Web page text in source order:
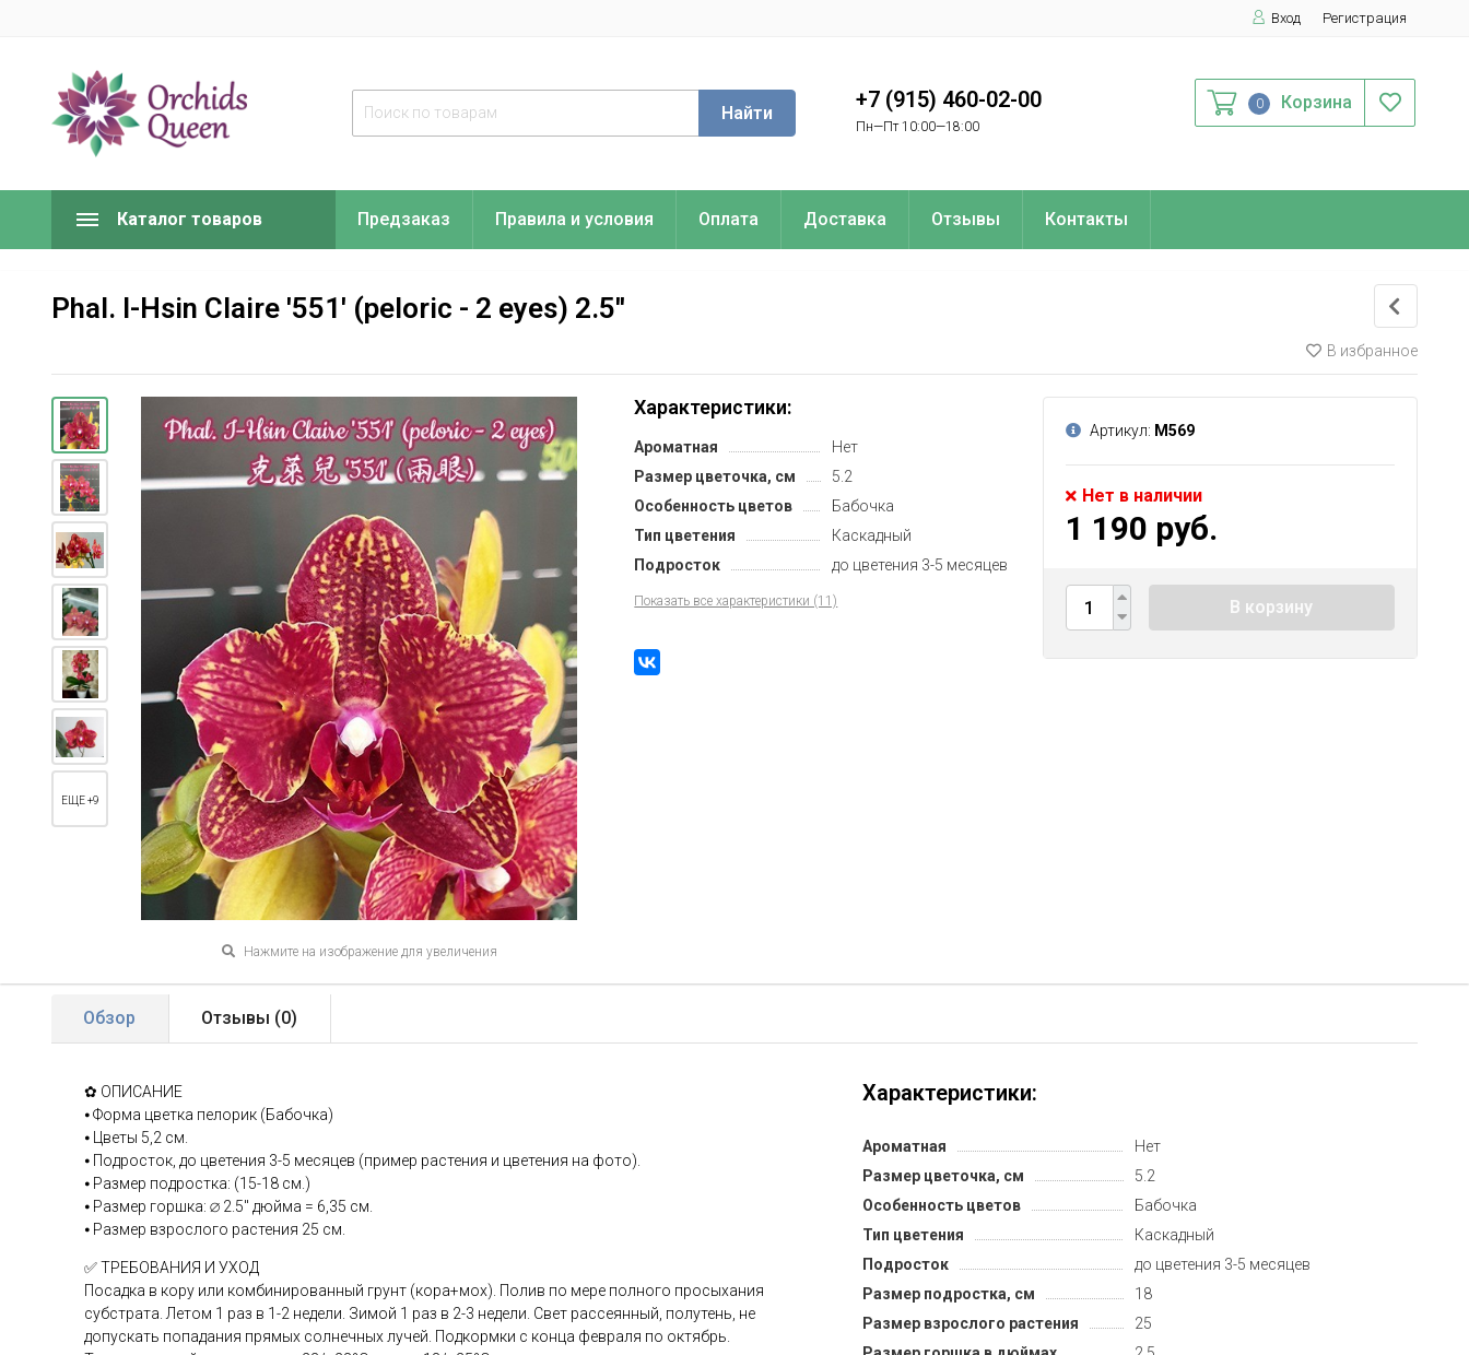
Вход Регистрация
Найти +7 (915) 460-02-00
Пн—Пт 10:00—18:00
0 Корзина
Каталог товаров Предзаказ Правила и условия Оплата Доставка Отзывы Контакты
Phal. I-Hsin Claire '551' (peloric - 2 eyes) 2.5''
В избранное
Нажмите на изображение для увеличения
ЕЩЕ +9
Характеристики:
Ароматная
Нет
Размер цветочка, см
5.2
Особенность цветов
Бабочка
Тип цветения
Каскадный
Подросток
до цветения 3-5 месяцев
Показать все характеристики (11)
Артикул: М569
Нет в наличии
1 190 руб.
В корзину
Обзор Отзывы (0)
✿ ОПИСАНИЕ
⦁ Форма цветка пелорик (Бабочка)
⦁ Цветы 5,2 см.
⦁ Подросток, до цветения 3-5 месяцев (пример растения и цветения на фото).
⦁ Размер подростка: (15-18 см.)
⦁ Размер горшка: ∅ 2.5" дюйма = 6,35 см.
⦁ Размер взрослого растения 25 см.
✅ ТРЕБОВАНИЯ И УХОД
Посадка в кору или комбинированный грунт (кора+мох). Полив по мере полного просыхания
субстрата. Летом 1 раз в 1-2 недели. Зимой 1 раз в 2-3 недели. Свет рассеянный, полутень, не
допускать попадания прямых солнечных лучей. Подкормки с конца февраля по октябрь.
Характеристики:
Ароматная
Нет
Размер цветочка, см
5.2
Особенность цветов
Бабочка
Тип цветения
Каскадный
Подросток
до цветения 3-5 месяцев
Размер подростка, см
18
Размер взрослого растения
25